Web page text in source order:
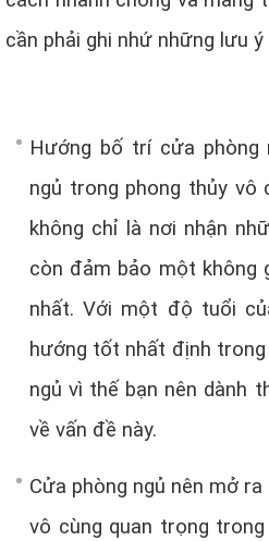
cần phải ghi nhứ những lưu ý
Hướng bố trí cửa phòng
ngủ trong phong thủy vô
không chỉ là nơi nhận
còn đảm bảo một không
nhất. Với một độ tuổi
hướng tốt nhất định
ngủ vì thế bạn nên dành
về vấn đề này.
Cửa phòng ngủ nên mở
vô cùng quan trọng